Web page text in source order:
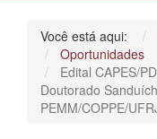
Você está aqui:
Oportunidades
Edital CAPES/
Doutorado
PEMM/COPPE/